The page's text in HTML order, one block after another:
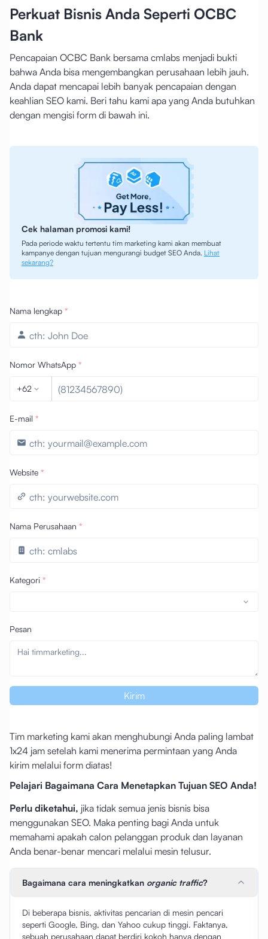
Perkuat Bisnis Anda Seperti OCBC
Bank
Pencapaian OCBC Bank bersama cmlabs menjadi bukti
bahwa Anda bisa mengembangkan perusahaan lebih jauh.
Anda dapat mencapai lebih banyak pencapaian dengan
keahlian SEO kami. Beri tahu kami apa yang Anda butuhkan
dengan mengisi form di bawah ini.
Cek halaman promosi kami!
Pada periode waktu tertentu tim marketing kami akan membuat
kampanye dengan tujuan mengurangi budget SEO Anda. Lihat
sekarang?
Nama lengkap *
Nomor WhatsApp *
+62
E-mail *
Website *
Nama Perusahaan *
Kategori *
Pesan
Kirim
Tim marketing kami akan menghubungi Anda paling lambat
1x24 jam setelah kami menerima permintaan yang Anda
kirim melalui form diatas!
Pelajari Bagaimana Cara Menetapkan Tujuan SEO Anda!
Perlu diketahui, jika tidak semua jenis bisnis bisa
menggunakan SEO. Maka penting bagi Anda untuk
memahami apakah calon pelanggan produk dan layanan
Anda benar-benar mencari melalui mesin telusur.
Bagaimana cara meningkatkan organic traffic?
Di beberapa bisnis, aktivitas pencarian di mesin pencari
seperti Google, Bing, dan Yahoo cukup tinggi. Faktanya,
sebuah perusahaan dapat berdiri kokoh hanya dengan